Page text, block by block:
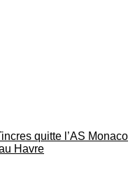
quitte l’AS Monaco
Havre